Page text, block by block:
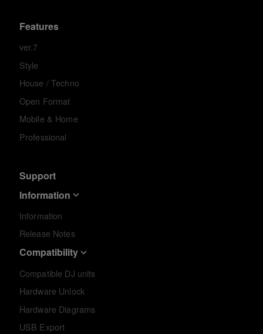
Features
ver.7
Style
House / Techno
Open Format
Mobile & Home
Professional
Support
Information
Information
Release Notes
Compatibility
Compatible DJ units
Hardware Unlock
Hardware Diagrams
USB Export